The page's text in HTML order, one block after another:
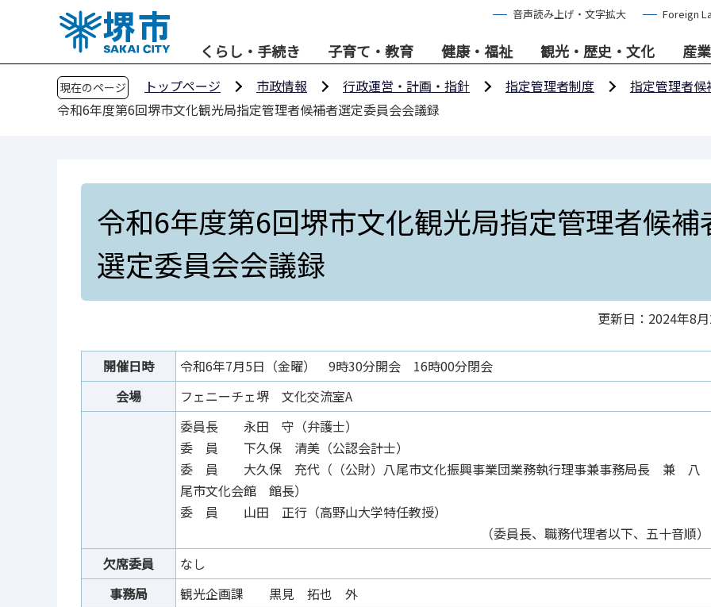
音声読み上げ・文字拡大 Foreign
くらし・手続き 子育て・教育 健康・福祉 観光・歴史・文化 産
現在のページ トップページ 市政情報 行政運営・計画・指針 指定管理者制度
指定管理者
令和6年度第6回堺市文化観光局指定管理者候補者選定委員会会議録
令和6年度第6回堺市文化観光局指定管理者候補
選定委員会会議録
更新日：2024年8
開催日時
令和6年7月5日（金曜） 9時30分開会 16時00分閉会
会場
フェニーチェ堺 文化交流室A
委員長 永田 守（弁護士）
委 員 下久保 清美（公認会計士）
委 員 大久保 充代（（公財）八尾市文化振興事業団業務執行理事兼事務局長 兼 八
尾市文化会館 館長）
委 員 山田 正行（高野山大学特任教授）
（委員長、職務代理者以下、五十音順）
欠席委員
なし
事務局
観光企画課 黒見 拓也 外